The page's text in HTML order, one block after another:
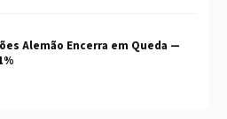
Alemão Encerra em Queda —